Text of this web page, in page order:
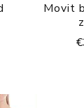
Movit
€